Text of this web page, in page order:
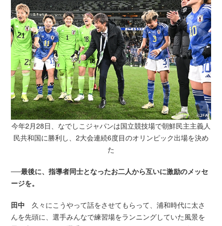
今年2月28日、なでしこジャパンは国立競技場で朝鮮民主主義人
民共和国に勝利し、 2大会連続6度目のオリンピック出場を決め
た
──最後に、指導者同士となったお二人から互いに激励のメッセ
ージを。
田中 久々にこうやって話をさせてもらって、浦和時代に太さ
んを先頭に、選手みんなで練習場をランニングしていた風景を